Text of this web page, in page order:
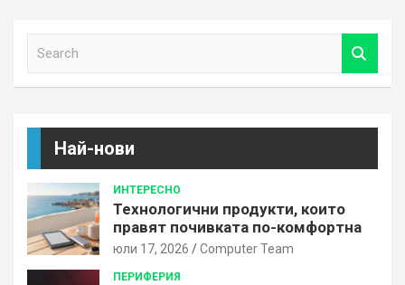
Най-нови
ИНТЕРЕСНО
Технологични продукти, които
правят почивката по-комфортна
юли 17, 2026 Computer Team
ПЕРИФЕРИЯ